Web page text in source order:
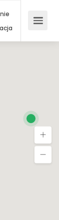
logowanie
Rejestracja